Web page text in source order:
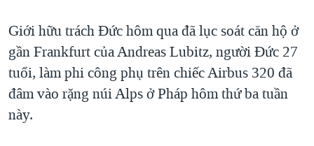
Giới hữu trách Đức hôm qua đã lục soát căn hộ ở
gần Frankfurt của Andreas Lubitz, người Đức 27
tuổi, làm phi công phụ trên chiếc Airbus 320 đã
đâm vào rặng núi Alps ở Pháp hôm thứ ba tuần
này.